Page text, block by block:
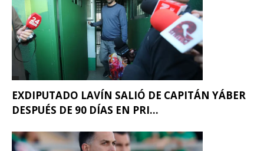
EXDIPUTADO LAVÍN SALIÓ DE CAPITÁN YÁBER
DESPUÉS DE 90 DÍAS EN PRI...